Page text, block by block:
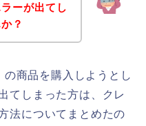
ーが出てし
？
商品を購入しようとし
てしまった方は、クレ
法についてまとめたの